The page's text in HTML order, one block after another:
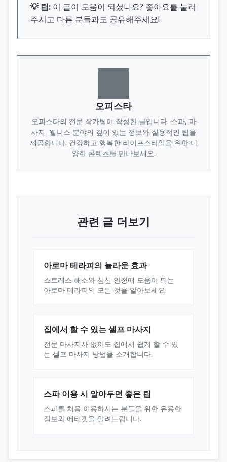
💡 팁: 이 글이 도움이 되셨나요? 좋아요를 눌러
주시고 다른 분들과도 공유해주세요!
오피스타
오피스타의 전문 작가팀이 작성한 글입니다. 스파, 마
사지, 웰니스 분야의 깊이 있는 정보와 실용적인 팁을
제공합니다. 건강하고 행복한 라이프스타일을 위한 다
양한 콘텐츠를 만나보세요.
관련 글 더보기
아로마 테라피의 놀라운 효과
스트레스 해소와 심신 안정에 도움이 되는
아로마 테라피의 모든 것을 알아보세요.
집에서 할 수 있는 셀프 마사지
전문 마사지사 없이도 집에서 쉽게 할 수 있
는 셀프 마사지 방법을 소개합니다.
스파 이용 시 알아두면 좋은 팁
스파를 처음 이용하시는 분들을 위한 유용한
정보와 에티켓을 알려드립니다.